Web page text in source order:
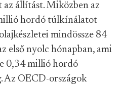
az állítást. Miközben az
hordó túlkínálatot
mindössze 84
első nyolc hónapban, ami
0,34 millió hordó
Az OECD-országok